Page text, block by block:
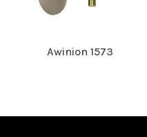
Awinion 1573